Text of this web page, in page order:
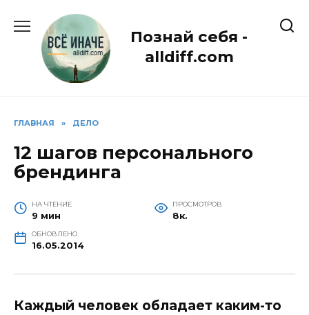
содержанию
Познай себя -
alldiff.com
ГЛАВНАЯ » ДЕЛО
12 шагов персонального
брендинга
НА ЧТЕНИЕ
9 мин
ПРОСМОТРОВ
8к.
ОБНОВЛЕНО
16.05.2014
Каждый человек обладает каким-то